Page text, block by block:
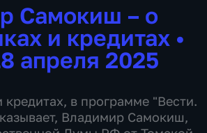
Самокиш – о
и кредитах •
апреля 2025
в программе "Вести.
Владимир Самокиш,